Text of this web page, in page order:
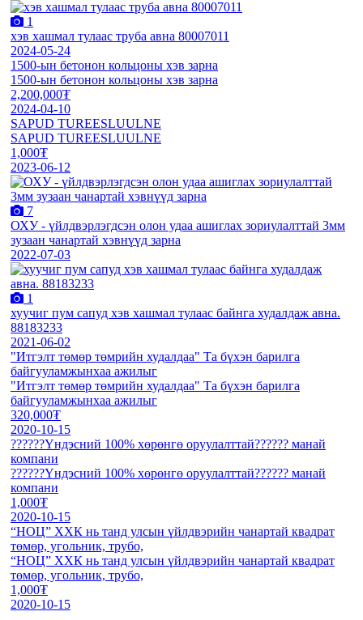
1
хэв хашмал тулаас труба авна 80007011
2024-05-24
1500-ын бетонон кольцоны хэв зарна
1500-ын бетонон кольцоны хэв зарна
2,200,000₮
2024-04-10
SAPUD TUREESLUULNE
SAPUD TUREESLUULNE
1,000₮
2023-06-12
7
ОХУ - үйлдвэрлэгдсэн олон удаа ашиглах зориулалттай 3мм
зузаан чанартай хэвнүүд зарна
2022-07-03
1
хуучиг пум сапуд хэв хашмал тулаас байнга худалдаж авна.
88183233
2021-06-02
"Итгэлт төмөр төмрийн худалдаа" Та бүхэн барилга
байгууламжынхаа ажилыг
"Итгэлт төмөр төмрийн худалдаа" Та бүхэн барилга
байгууламжынхаа ажилыг
320,000₮
2020-10-15
??️??️??️Үндэсний 100% хөрөнгө оруулалттай??️??️??️ манай
компани
??️??️??️Үндэсний 100% хөрөнгө оруулалттай??️??️??️ манай
компани
1,000₮
2020-10-15
“НОЦ” ХХК нь танд улсын үйлдвэрийн чанартай квадрат
төмөр, угольник, трубо,
“НОЦ” ХХК нь танд улсын үйлдвэрийн чанартай квадрат
төмөр, угольник, трубо,
1,000₮
2020-10-15